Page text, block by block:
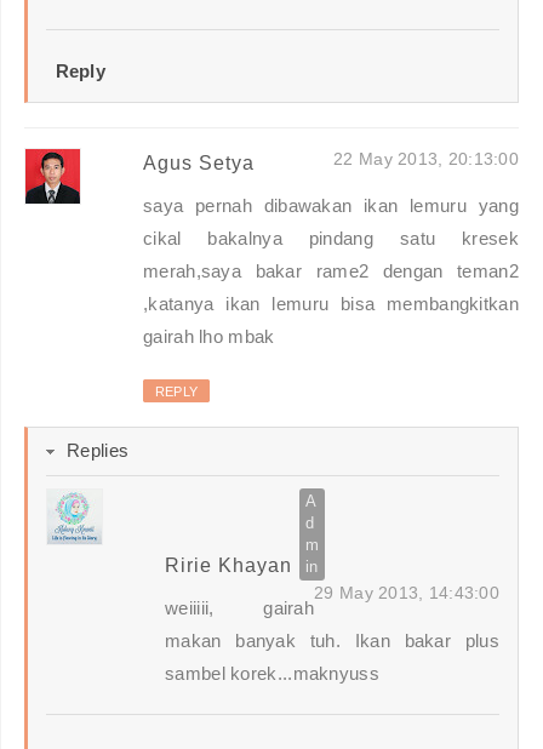
Reply
Agus Setya 22 May 2013, 20:13:00
saya pernah dibawakan ikan lemuru yang
cikal bakalnya pindang satu kresek
merah,saya bakar rame2 dengan teman2
,katanya ikan lemuru bisa membangkitkan
gairah lho mbak
REPLY
Replies
Ririe Khayan
29 May 2013, 14:43:00
weiiiii, gairah
makan banyak tuh. Ikan bakar plus
sambel korek...maknyuss